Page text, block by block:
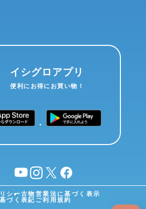
イシグロアプリ
便利にお得にお買い物！
YouTubeinstagram
X facebook
シー古物営業法に基づく表示
づく表記 ご利用規約